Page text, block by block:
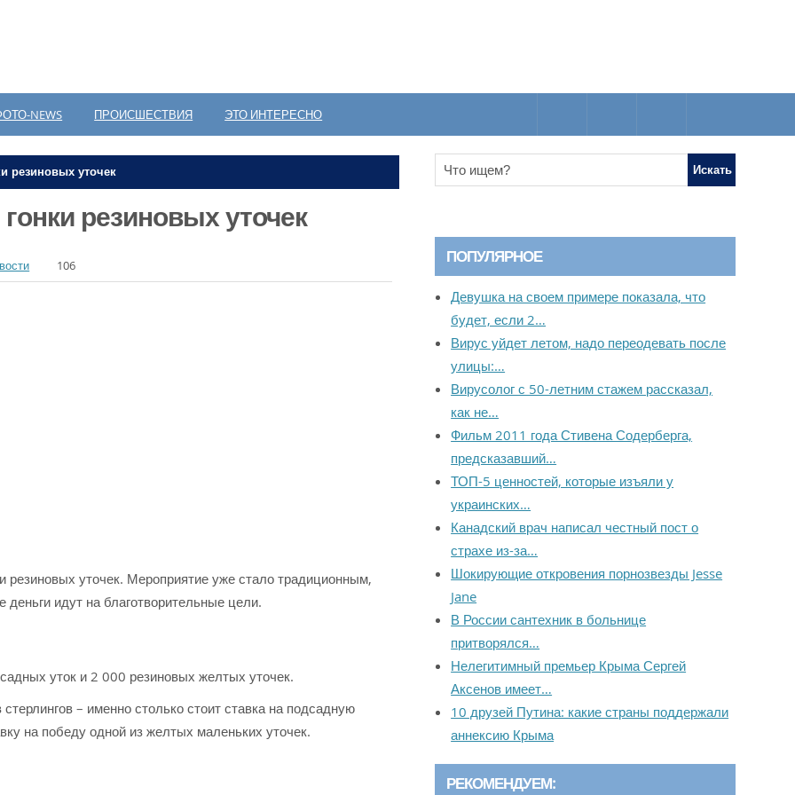
NEWS ПРОИСШЕСТВИЯ ЭТО ИНТЕРЕСНО
резиновых уточек
резиновых уточек
106
резиновых уточек. Мероприятие уже стало традиционным,
идут на благотворительные цели.
уток и 2 000 резиновых желтых уточек.
– именно столько стоит ставка на подсадную
на победу одной из желтых маленьких уточек.
ПОПУЛЯРНОЕ
Девушка на своем примере показала, что
будет, если 2…
Вирус уйдет летом, надо переодевать после
улицы:…
Вирусолог с 50-летним стажем рассказал,
как не…
Фильм 2011 года Стивена Содерберга,
предсказавший…
ТОП-5 ценностей, которые изъяли у
украинских…
Канадский врач написал честный пост о
страхе из-за…
Шокирующие откровения порнозвезды Jesse
Jane
В России сантехник в больнице
притворялся…
Нелегитимный премьер Крыма Сергей
Аксенов имеет…
10 друзей Путина: какие страны поддержали
аннексию Крыма
РЕКОМЕНДУЕМ: